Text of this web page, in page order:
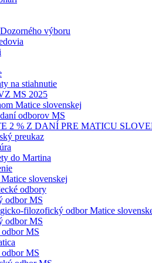
výboru
na stiahnutie
MS 2025
Matice slovenskej
odborov MS
2 % Z DANÍ PRE MATICU
preukaz
do Martina
slovenskej
odbory
odbor MS
filozofický odbor Matice
odbor MS
MS
MS